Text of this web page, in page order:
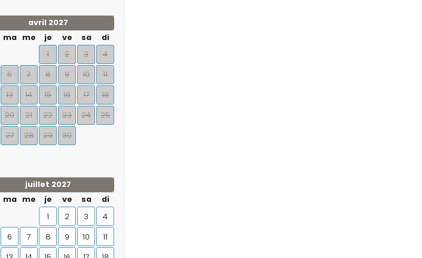
avril 2027
ma me je ve sa
di
1
2 3
4
6 7 8 9 10
11
13 14 15 16 17
18
20 21 22 23 24
25
27 28 29 30
juillet 2027
ma me je ve sa
di
1
2 3
4
6 7 8 9 10
11